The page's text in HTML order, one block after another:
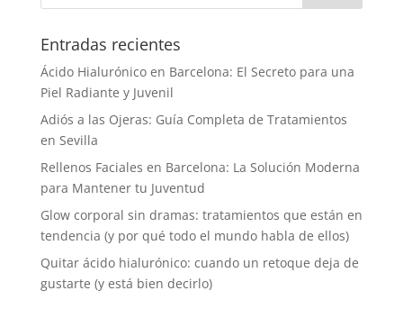
Entradas recientes
Ácido Hialurónico en Barcelona: El Secreto para una
Piel Radiante y Juvenil
Adiós a las Ojeras: Guía Completa de Tratamientos
en Sevilla
Rellenos Faciales en Barcelona: La Solución Moderna
para Mantener tu Juventud
Glow corporal sin dramas: tratamientos que están en
tendencia (y por qué todo el mundo habla de ellos)
Quitar ácido hialurónico: cuando un retoque deja de
gustarte (y está bien decirlo)